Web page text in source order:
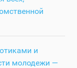
и
молодежи —